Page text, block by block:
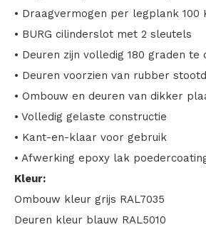
• Draagvermogen per legplank 100
• BURG cilinderslot met 2 sleutels
• Deuren zijn volledig 180 graden te
• Deuren voorzien van rubber
• Ombouw en deuren van dikker
• Volledig gelaste constructie
• Kant-en-klaar voor gebruik
• Afwerking epoxy lak
Kleur:
Ombouw kleur grijs RAL7035
Deuren kleur blauw RAL5010